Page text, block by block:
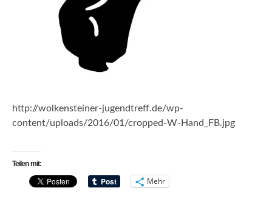
http://wolkensteiner-jugendtreff.de/wp-
content/uploads/2016/01/cropped-W-Hand_FB.jpg
Teilen mit:
Mehr